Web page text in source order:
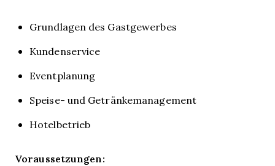
Grundlagen des Gastgewerbes
Kundenservice
Eventplanung
Speise- und Getränkemanagement
Hotelbetrieb
Voraussetzungen: